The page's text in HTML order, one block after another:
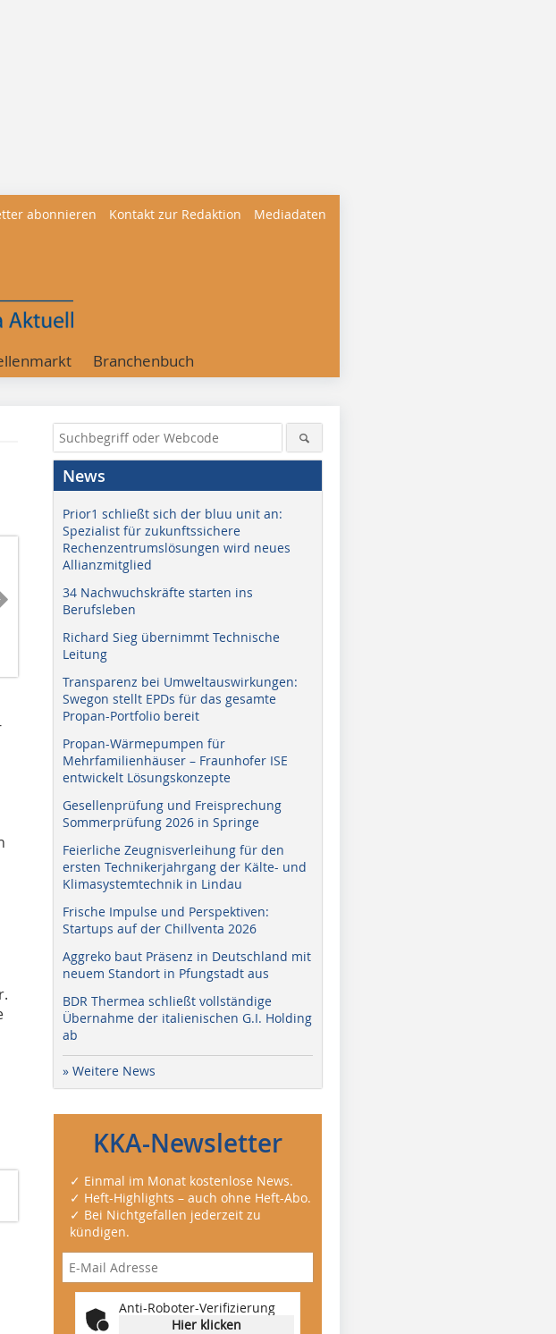
abonnieren Kontakt zur Redaktion Mediadaten
Branchenbuch
News
Prior1 schließt sich der bluu unit an:
Spezialist für zukunftssichere
Rechenzentrumslösungen wird neues
Allianzmitglied
34 Nachwuchskräfte starten ins
Berufsleben
Richard Sieg übernimmt Technische
Leitung
Transparenz bei Umweltauswirkungen:
Swegon stellt EPDs für das gesamte
Propan-Portfolio bereit
Propan-Wärmepumpen für
Mehrfamilienhäuser – Fraunhofer ISE
entwickelt Lösungskonzepte
Gesellenprüfung und Freisprechung
Sommerprüfung 2026 in Springe
Feierliche Zeugnisverleihung für den
ersten Technikerjahrgang der Kälte- und
Klimasystemtechnik in Lindau
Frische Impulse und Perspektiven:
Startups auf der Chillventa 2026
Aggreko baut Präsenz in Deutschland mit
neuem Standort in Pfungstadt aus
BDR Thermea schließt vollständige
Übernahme der italienischen G.I. Holding
ab
» Weitere News
KKA-Newsletter
✓ Einmal im Monat kostenlose News.
✓ Heft-Highlights – auch ohne Heft-Abo.
✓ Bei Nichtgefallen jederzeit zu
kündigen.
Anti-Roboter-Verifizierung
Hier klicken